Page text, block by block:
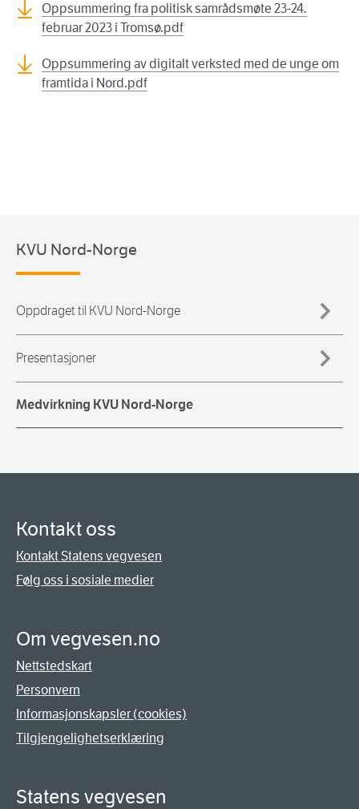
Oppsummering fra politisk samrådsmøte 23-24.
februar 2023 i Tromsø.pdf
Oppsummering av digitalt verksted med de unge om
framtida i Nord.pdf
KVU Nord-Norge
Oppdraget til KVU Nord-Norge
Presentasjoner
Medvirkning KVU Nord-Norge
Kontakt oss
Kontakt Statens vegvesen
Følg oss i sosiale medier
Om vegvesen.no
Nettstedskart
Personvern
Informasjonskapsler (cookies)
Tilgjengelighetserklæring
Statens vegvesen